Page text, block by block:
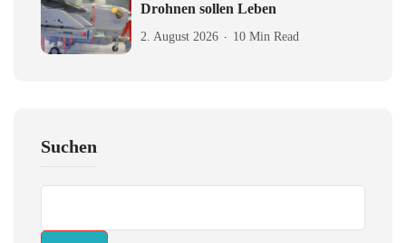
Drohnen sollen Leben
2. August 2026 10 Min Read
Suchen